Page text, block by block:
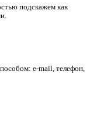
подскажем как
e-mail, телефон,